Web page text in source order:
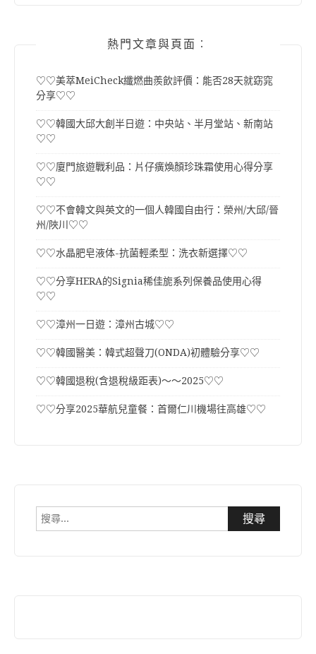
熱門文章與頁面︰
♡♡美萃MeiCheck纖燃曲羨飲評價：能否28天就窈窕
分享♡♡
♡♡韓國大邱大創半日遊：中央站、半月堂站、新南站
♡♡
♡♡廈門旅遊戰利品：片仔癀煥顏珍珠霜使用心得分享
♡♡
♡♡不會韓文與英文的一個人韓國自由行：榮州/大邱/晉
州/陜川♡♡
♡♡水晶肥皂液体-抗菌輕柔型：洗衣新選擇♡♡
♡♡分享HERA的Signia稀佳旎系列保養品使用心得
♡♡
♡♡漳州一日遊：漳州古城♡♡
♡♡韓國醫美：韓式超聲刀(ONDA)初體驗分享♡♡
♡♡韓國退稅(含退稅級距表)～～2025♡♡
♡♡分享2025華航兒童餐：首爾仁川機場往高雄♡♡
搜
尋